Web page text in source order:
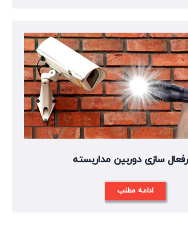
سازی دوربین مداربسته
ادامه مطلب